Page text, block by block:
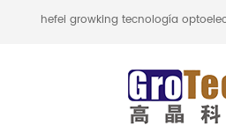
hefei growking tecnología